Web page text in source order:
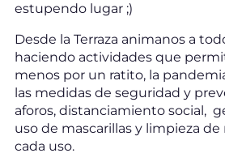
estupendo lugar ;)
Desde la Terraza animanos a
haciendo actividades que
menos por un ratito, la
las medidas de seguridad y
aforos, distanciamiento social,
uso de mascarillas y limpieza de
cada uso.